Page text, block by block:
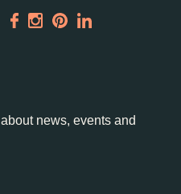
news, events and